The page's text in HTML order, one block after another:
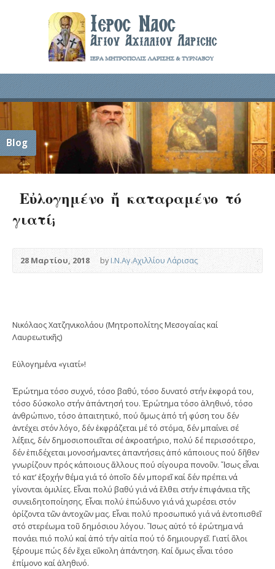
Blog
Εὐλογημένο ἤ καταραμένο τό
γιατί;
28 Μαρτίου, 2018 byΙ.Ν.Αγ.Αχιλλίου Λάρισας
Νικόλαος Χατζηνικολάου (Μητροπολίτης Μεσογαίας καί
Λαυρεωτικῆς)
Εὐλογημένα «γιατί»!
Ἐρώτημα τόσο συχνό, τόσο βαθύ, τόσο δυνατό στήν ἐκφορά του,
τόσο δύσκολο στήν ἀπάντησή του. Ἐρώτημα τόσο ἀληθινό, τόσο
ἀνθρώπινο, τόσο ἀπαιτητικό, πού ὅμως ἀπό τή φύση του δέν
ἀντέχει στόν λόγο, δέν ἐκφράζεται μέ τό στόμα, δέν μπαίνει σέ
λέξεις, δέν δημοσιοποιεῖται σέ ἀκροατήριο, πολύ δέ περισσότερο,
δέν ἐπιδέχεται μονοσήμαντες ἀπαντήσεις ἀπό κάποιους πού δῆθεν
γνωρίζουν πρός κάποιους ἄλλους πού σίγουρα πονοῦν. Ἴσως εἶναι
τό κατ’ ἐξοχήν θέμα γιά τό ὁποῖο δέν μπορεῖ καί δέν πρέπει νά
γίνονται ὁμιλίες. Εἶναι πολύ βαθύ γιά νά ἔλθει στήν ἐπιφάνεια τῆς
συνειδητοποίησης. Εἶναι πολύ ἐπώδυνο γιά νά χωρέσει στόν
ὁρίζοντα τῶν ἀντοχῶν μας. Εἶναι πολύ προσωπικό γιά νά ἐντοπισθεῖ
στό στερέωμα τοῦ δημόσιου λόγου. Ἴσως αὐτό τό ἐρώτημα νά
πονάει πιό πολύ καί ἀπό τήν αἰτία πού τό δημιουργεῖ. Γιατί ὅλοι
ξέρουμε πώς δέν ἔχει εὔκολη ἀπάντηση. Καί ὅμως εἶναι τόσο
ἐπίμονο καί ἀληθινό.